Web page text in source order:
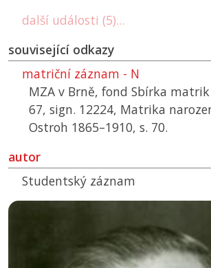
další události (5)...
související odkazy
matriční záznam - N
MZA v Brně, fond Sbírka matrik
67, sign. 12224, Matrika
Ostroh 1865–1910, s. 70.
autor
Studentský záznam